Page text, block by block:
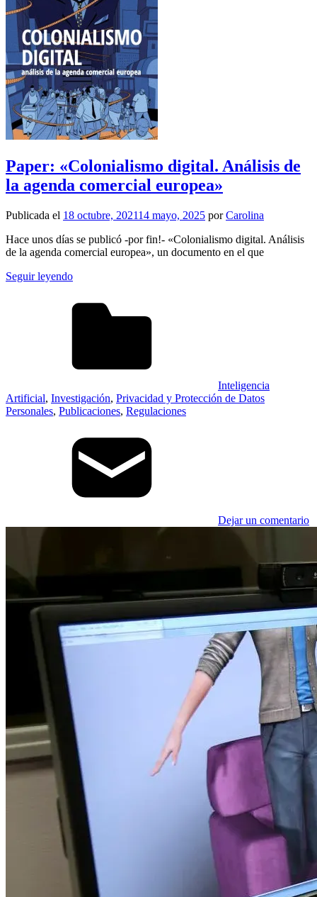
Paper: «Colonialismo digital. Análisis de
la agenda comercial europea»
Publicada el 18 octubre, 202114 mayo, 2025 porCarolina
Hace unos días se publicó -por fin!- «Colonialismo digital. Análisis
de la agenda comercial europea», un documento en el que
Seguir leyendo
Inteligencia
Artificial, Investigación, Privacidad y Protección de Datos
Personales, Publicaciones, Regulaciones
Dejar un comentario